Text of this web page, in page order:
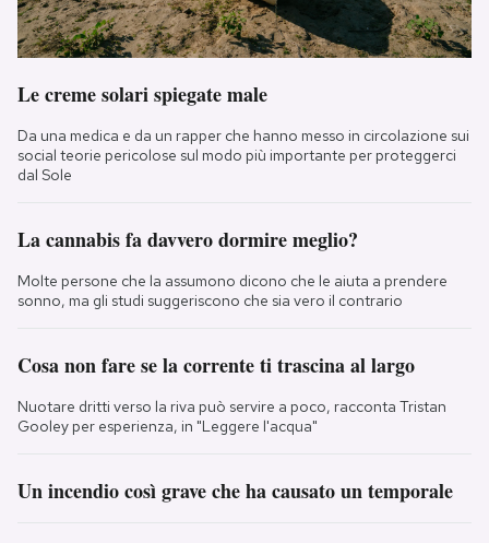
Le creme solari spiegate male
Da una medica e da un rapper che hanno messo in circolazione sui
social teorie pericolose sul modo più importante per proteggerci
dal Sole
La cannabis fa davvero dormire meglio?
Molte persone che la assumono dicono che le aiuta a prendere
sonno, ma gli studi suggeriscono che sia vero il contrario
Cosa non fare se la corrente ti trascina al largo
Nuotare dritti verso la riva può servire a poco, racconta Tristan
Gooley per esperienza, in "Leggere l'acqua"
Un incendio così grave che ha causato un temporale